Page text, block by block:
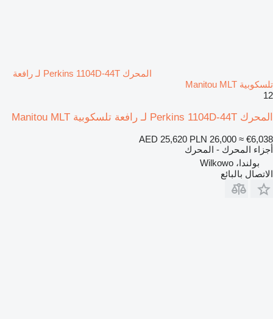
المحرك Perkins 1104D-44T لـ رافعة
تلسكوبية Manitou MLT
12
المحرك Perkins 1104D-44T لـ رافعة تلسكوبية Manitou MLT
AED 25,620 PLN 26,000 ≈ €6,038
أجزاء المحرك - المحرك
بولندا، Wilkowo
الاتصال بالبائع